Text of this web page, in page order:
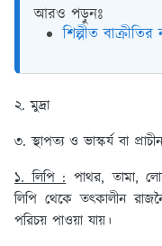
আরও পড়ুনঃ
শিল্পীত
২. মুদ্রা
৩. স্থাপত্য ও ভাস্কর্য বা
১. লিপি :পাথর, তামা,
লিপি থেকে তৎকালীন
পরিচয় পাওয়া যায়।